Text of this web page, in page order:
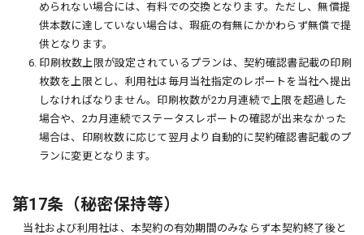
められない場合には、有料での交換となります。ただし、無償提
供本数に達していない場合は、瑕疵の有無にかかわらず無償で提
供となります。
6. 印刷枚数上限が設定されているプランは、契約確認書記載の印刷
枚数を上限とし、利用社は毎月当社指定のレポートを当社へ提出
しなければなりません。印刷枚数が2カ月連続で上限を超過した
場合や、2カ月連続でステータスレポートの確認が出来なかった
場合は、印刷枚数に応じて翌月より自動的に契約確認書記載のプ
ランに変更となります。
第17条（秘密保持等）
当社および利用社は、本契約の有効期間のみならず本契約終了後と